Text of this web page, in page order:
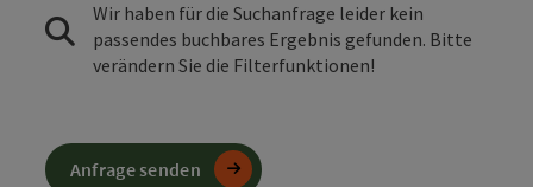
Wir haben für die Suchanfrage leider kein
passendes buchbares Ergebnis gefunden. Bitte
verändern Sie die Filterfunktionen!
Anfrage senden